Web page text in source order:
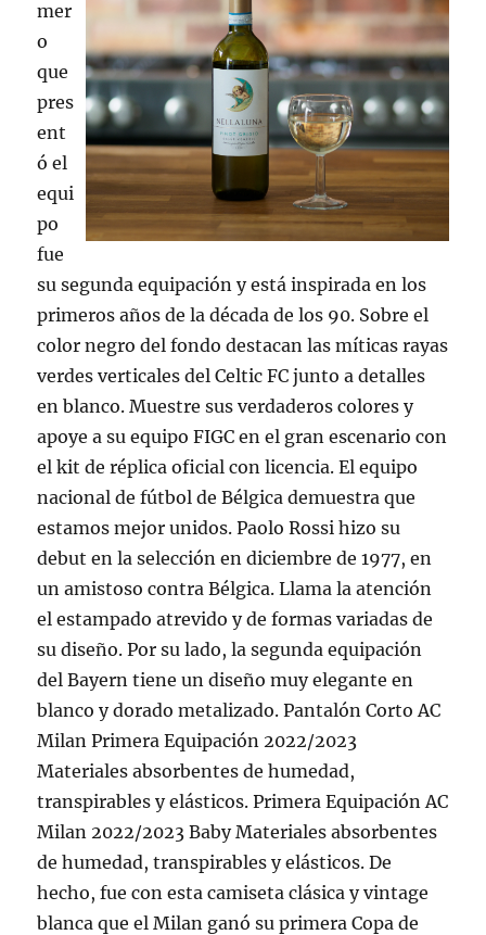
mer
o
que
pres
ent
ó el
equi
po
fue
su segunda equipación y está inspirada en los
primeros años de la década de los 90. Sobre el
color negro del fondo destacan las míticas rayas
verdes verticales del Celtic FC junto a detalles
en blanco. Muestre sus verdaderos colores y
apoye a su equipo FIGC en el gran escenario con
el kit de réplica oficial con licencia. El equipo
nacional de fútbol de Bélgica demuestra que
estamos mejor unidos. Paolo Rossi hizo su
debut en la selección en diciembre de 1977, en
un amistoso contra Bélgica. Llama la atención
el estampado atrevido y de formas variadas de
su diseño. Por su lado, la segunda equipación
del Bayern tiene un diseño muy elegante en
blanco y dorado metalizado. Pantalón Corto AC
Milan Primera Equipación 2022/2023
Materiales absorbentes de humedad,
transpirables y elásticos. Primera Equipación AC
Milan 2022/2023 Baby Materiales absorbentes
de humedad, transpirables y elásticos. De
hecho, fue con esta camiseta clásica y vintage
blanca que el Milan ganó su primera Copa de